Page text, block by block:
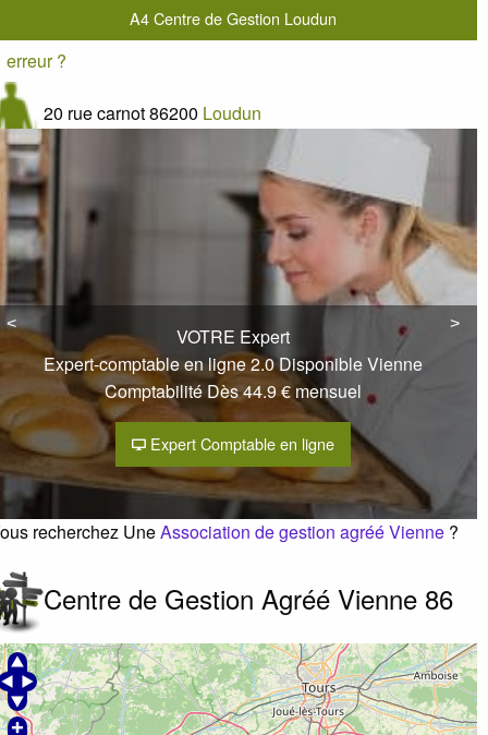
A4 Centre de Gestion Loudun
erreur ?
20 rue carnot86200 Loudun
0549986210
Vienne Comptagri Sommières du Clain
erreur ?
Le bourg86160 Sommières du clain
0549874831
:0549970040
CEGAM 86 Neuville de Poitou
erreur ?
0549432950
CEGAM 86 Jaunay Clan
<
< >
>
VOTRE Expert
Expert-comptable en ligne 2.0 Disponible Vienne
Comptabilité Dès 44.9 € mensuel
Expert Comptable en ligne
recherchez UneAssociation de gestion agréé Vienne ?
Centre de Gestion Agréé Vienne 86